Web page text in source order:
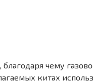
чему
китах